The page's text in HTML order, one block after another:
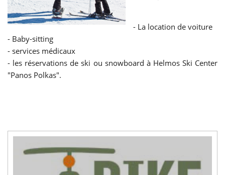
- La location de voiture
- Baby-sitting
- services médicaux
- les réservations de ski ou snowboard à Helmos Ski Center
"Panos Polkas".